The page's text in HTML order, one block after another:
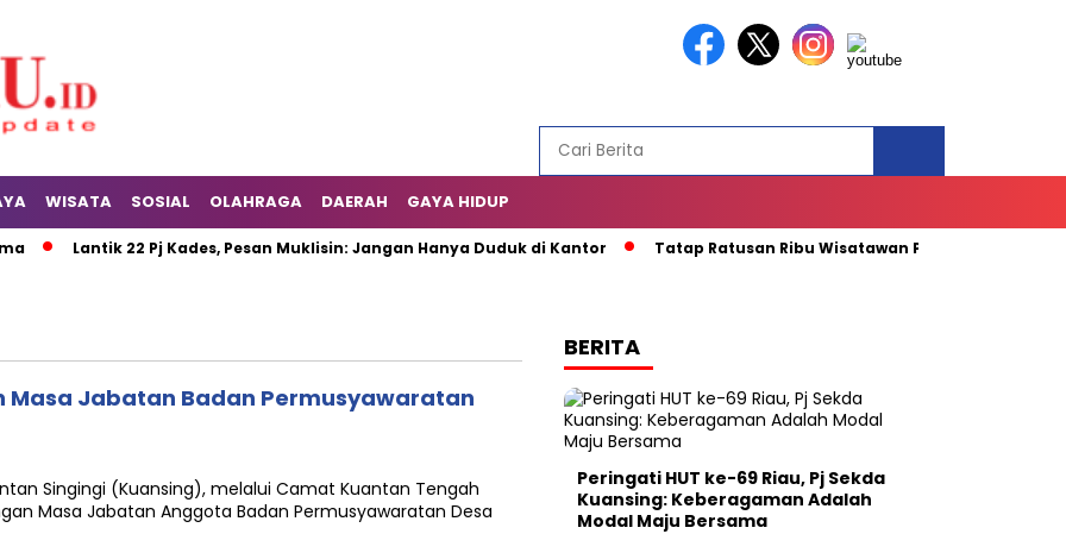
WISATA SOSIAL OLAHRAGA DAERAH GAYA HIDUP
Lantik 22 Pj Kades, Pesan Muklisin: Jangan Hanya Duduk di Kantor Tatap Ratusan Ribu Wisatawan Plt Bupati Kuansing
Masa Jabatan Badan Permusyawaratan
Singingi (Kuansing), melalui Camat Kuantan Tengah
Masa Jabatan Anggota Badan Permusyawaratan Desa
BERITA
Peringati HUT ke-69 Riau, Pj Sekda
Kuansing: Keberagaman Adalah
Modal Maju Bersama